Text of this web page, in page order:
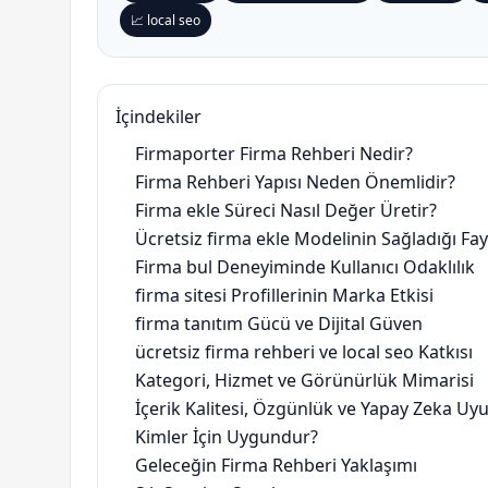
📈 local seo
İçindekiler
Firmaporter Firma Rehberi Nedir?
Firma Rehberi Yapısı Neden Önemlidir?
Firma ekle Süreci Nasıl Değer Üretir?
Ücretsiz firma ekle Modelinin Sağladığı
Firma bul Deneyiminde Kullanıcı Odaklılık
firma sitesi Profillerinin Marka Etkisi
firma tanıtım Gücü ve Dijital Güven
ücretsiz firma rehberi ve local seo Katkısı
Kategori, Hizmet ve Görünürlük Mimarisi
İçerik Kalitesi, Özgünlük ve Yapay Zeka
Kimler İçin Uygundur?
Geleceğin Firma Rehberi Yaklaşımı